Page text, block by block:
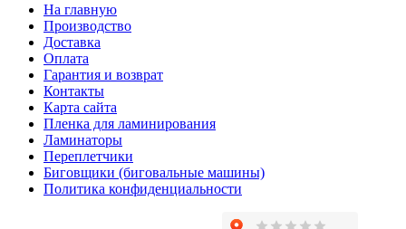
На главную
Производство
Доставка
Оплата
Гарантия и возврат
Контакты
Карта сайта
Пленка для ламинирования
Ламинаторы
Переплетчики
Биговщики (биговальные машины)
Политика конфиденциальности